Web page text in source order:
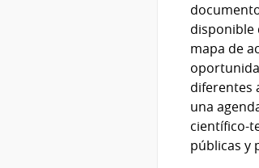
disponible
mapa de
diferentes
una
científico-
públicas y